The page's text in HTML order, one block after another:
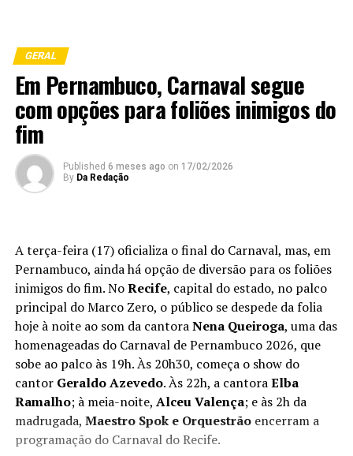
GERAL
Em Pernambuco, Carnaval segue
com opções para foliões inimigos do
fim
Published 6 meses ago on 17/02/2026
By Da Redação
A terça-feira (17) oficializa o final do Carnaval, mas, em
Pernambuco, ainda há opção de diversão para os foliões
inimigos do fim. NoRecife, capital do estado, no palco
principal do Marco Zero, o público se despede da folia
hoje à noite ao som da cantoraNena Queiroga, uma das
homenageadas do Carnaval de Pernambuco 2026, que
sobe ao palco às 19h. Às 20h30, começa o show do
cantor Geraldo Azevedo. Às 22h, a cantoraElba
Ramalho; à meia-noite, Alceu Valença; e às 2h da
madrugada, Maestro Spok e Orquestrãoencerram a
programação do Carnaval do Recife.